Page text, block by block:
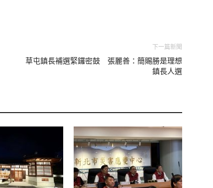
下一篇新聞
草屯鎮長補選緊鑼密鼓 張麗善：簡賜勝是理想
鎮長人選